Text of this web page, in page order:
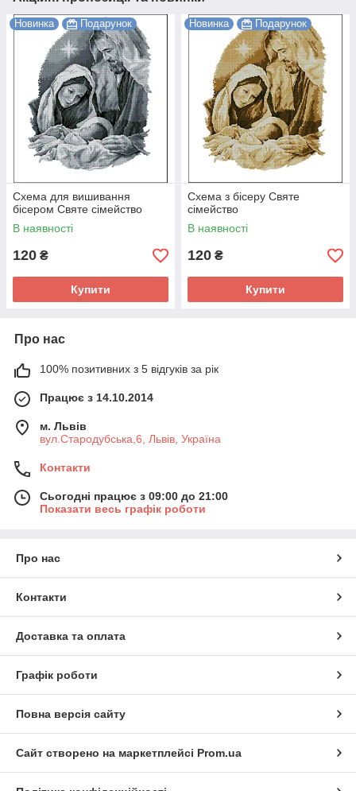
Новинка Подарунок
Схема для вишивання
бісером Святе сімейство
В наявності
120 ₴
Купити
Новинка Подарунок
Схема з бісеру Святе
сімейство
В наявності
120 ₴
Купити
Про нас
100% позитивних з 5 відгуків за рік
Працює з 14.10.2014
м. Львів
вул.Стародубська,6, Львів, Україна
Контакти
Сьогодні працює з 09:00 до 21:00
Показати весь графік роботи
Про нас
Контакти
Доставка та оплата
Графік роботи
Повна версія сайту
Сайт створено на маркетплейсі Prom.ua